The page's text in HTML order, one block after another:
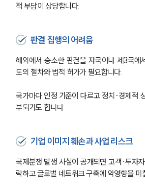
적 부담이 상당합니다.
판결 집행의 어려움
해외에서 승소한 판결을 자국이나 제3국에
도의 절차와 법적 허가가 필요합니다.
국가마다 인정 기준이 다르고 정치·경제적
부되기도 합니다.
기업 이미지 훼손과 사업 리스크
국제분쟁 발생 사실이 공개되면 고객·투자
락하고 글로벌 네트워크 구축에 악영향을 미